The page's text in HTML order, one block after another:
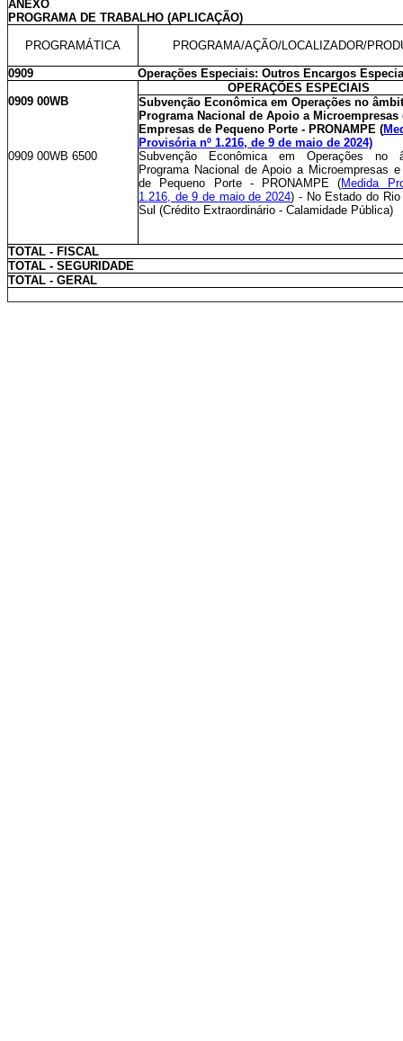
ANEXO
PROGRAMA DE TRABALHO (APLICAÇÃO)
PROGRAMÁTICA PROGRAMA/AÇÃO/LOCALIZADOR/
0909
Operações Especiais: Outros Encargos
OPERAÇÕES ESPECIAIS
0909 00WB
Subvenção Econômica em Operações no
Programa Nacional de Apoio a Microempresas
Empresas de Pequeno Porte - PRONAMPE (
Provisória nº 1.216, de 9 de maio de 2024)
0909 00WB 6500
Subvenção Econômica em Operações no
Programa Nacional de Apoio a Microempresas
de Pequeno Porte - PRONAMPE (Medida
1.216, de 9 de maio de 2024) - No Estado do Rio
Sul (Crédito Extraordinário - Calamidade Pública)
TOTAL - FISCAL
TOTAL - SEGURIDADE
TOTAL - GERAL